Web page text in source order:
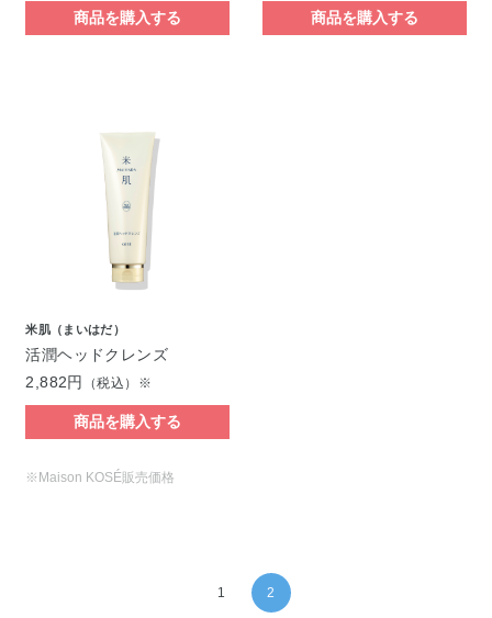
商品を購入する 商品を購入する
米肌（まいはだ）
活潤ヘッドクレンズ
2,882円
（税込）※
商品を購入する
※Maison KOSÉ販売価格
1 2